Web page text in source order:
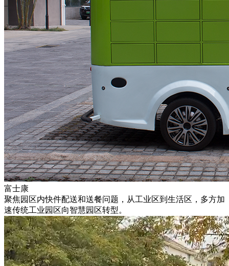
富士康
聚焦园区内快件配送和送餐问题，从工业区到生活区，多方加
速传统工业园区向智慧园区转型。